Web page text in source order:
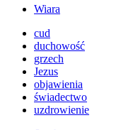
Wiara
cud
duchowość
grzech
Jezus
objawienia
świadectwo
uzdrowienie